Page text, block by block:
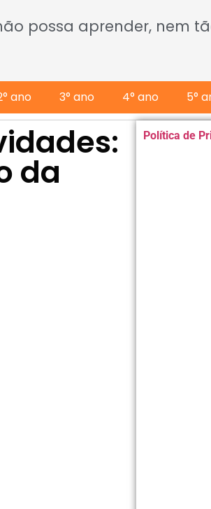
possa aprender, nem
ano 3° ano 4° ano 5°
da
Política de